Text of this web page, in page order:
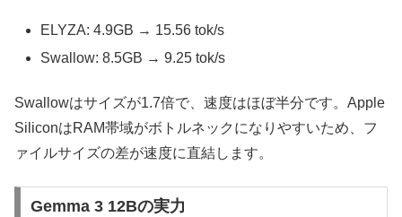
ELYZA: 4.9GB → 15.56 tok/s
Swallow: 8.5GB → 9.25 tok/s
Swallowはサイズが1.7倍で、速度はほぼ半分です。Apple
SiliconはRAM帯域がボトルネックになりやすいため、フ
ァイルサイズの差が速度に直結します。
Gemma 3 12Bの実力